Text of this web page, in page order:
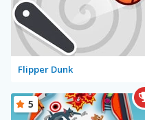
Flipper Dunk
5